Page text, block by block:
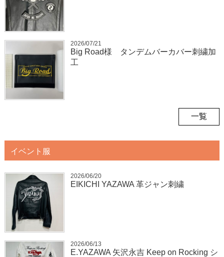
2026/07/21
Big Road様 タンデムバーカバー刺繍加
工
一覧
イベント服
2026/06/20
EIKICHI YAZAWA 革ジャン刺繍
2026/06/13
E.YAZAWA 矢沢永吉 Keep on Rocking シ